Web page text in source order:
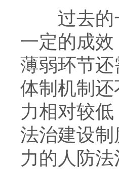
过去的一
一定的成
薄弱环节
体制机制
力相对较
法治建设
力的人防